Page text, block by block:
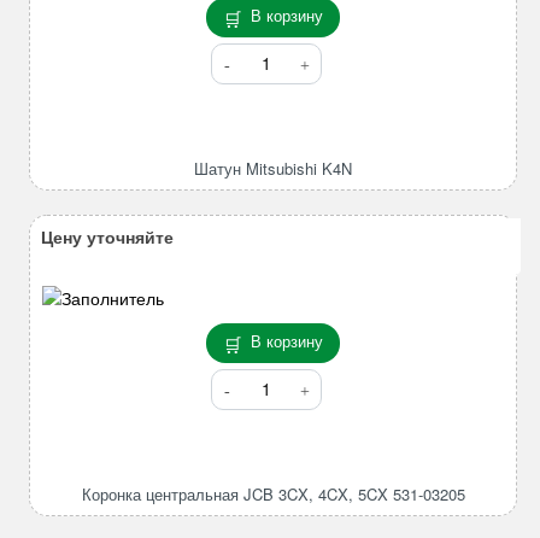
В корзину
Количество
товара
Шатун Mitsubishi K4N
В корзину
Количество
товара
3CX,
Коронка центральная JCB 3CX, 4CX, 5CX 531-03205
Цену уточняйте